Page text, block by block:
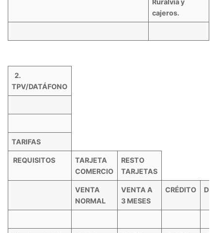
cajeros.
2.
TPV/DATÁFONO
TARIFAS
REQUISITOS
TARJETA
COMERCIO
RESTO
TARJETAS
VENTA
NORMAL
VENTA A
3 MESES
CRÉDITO